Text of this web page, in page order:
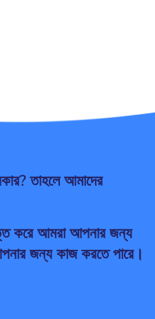
তাহলে আমাদের
করে আমরা আপনার জন্য
জন্য কাজ করতে পারে।